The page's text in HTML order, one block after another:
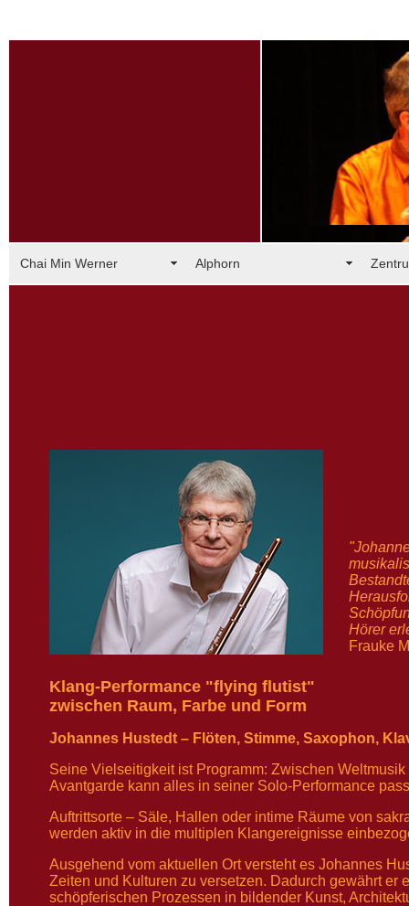
Chai Min Werner Alphorn
Hörer
Frauke
Klang-Performance "flying flutist"
zwischen Raum, Farbe und Form
Johannes Hustedt – Flöten, Stimme, Saxophon,
Seine Vielseitigkeit ist Programm: Zwischen
Avantgarde kann alles in seiner Solo-Performance
Auftrittsorte – Säle, Hallen oder intime Räume von
werden aktiv in die multiplen Klangereignisse
Ausgehend vom aktuellen Ort versteht es Johannes
Zeiten und Kulturen zu versetzen. Dadurch gewährt er
schöpferischen Prozessen in bildender Kunst,